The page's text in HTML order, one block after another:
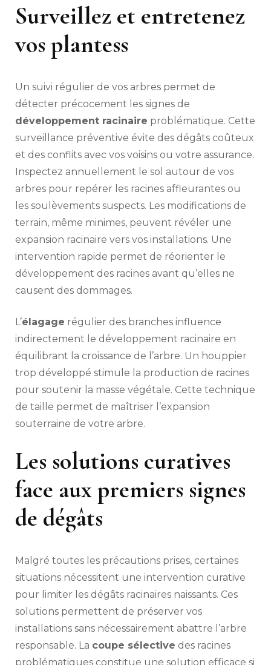
Surveillez et entretenez
vos plantess
Un suivi régulier de vos arbres permet de
détecter précocement les signes de
développement racinaire problématique. Cette
surveillance préventive évite des dégâts coûteux
et des conflits avec vos voisins ou votre assurance.
Inspectez annuellement le sol autour de vos
arbres pour repérer les racines affleurantes ou
les soulèvements suspects. Les modifications de
terrain, même minimes, peuvent révéler une
expansion racinaire vers vos installations. Une
intervention rapide permet de réorienter le
développement des racines avant qu’elles ne
causent des dommages.
L’élagage régulier des branches influence
indirectement le développement racinaire en
équilibrant la croissance de l’arbre. Un houppier
trop développé stimule la production de racines
pour soutenir la masse végétale. Cette technique
de taille permet de maîtriser l’expansion
souterraine de votre arbre.
Les solutions curatives
face aux premiers signes
de dégâts
Malgré toutes les précautions prises, certaines
situations nécessitent une intervention curative
pour limiter les dégâts racinaires naissants. Ces
solutions permettent de préserver vos
installations sans nécessairement abattre l’arbre
responsable. La coupe sélective des racines
problématiques constitue une solution efficace si